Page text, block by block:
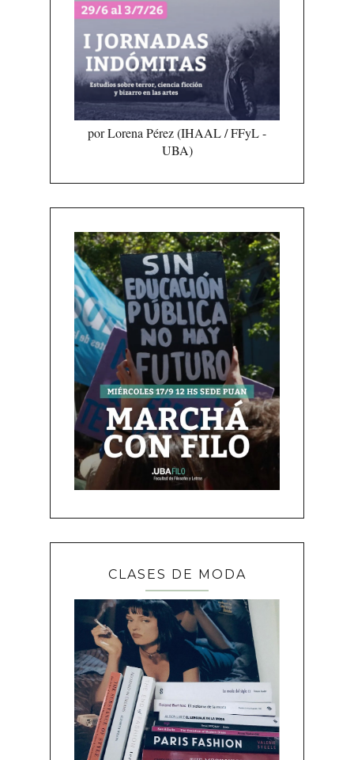
por Lorena Pérez (IHAAL / FFyL -
UBA)
CLASES DE MODA